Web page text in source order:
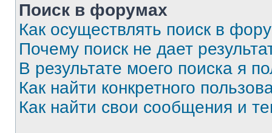
Поиск в форумах
Как осуществлять поиск в
Почему поиск не дает
В результате моего поиска я
Как найти конкретного
Как найти свои сообщения и